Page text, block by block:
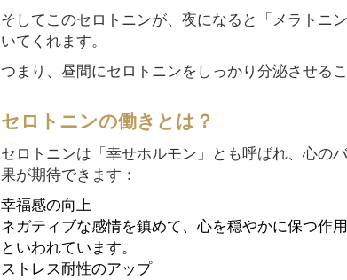
そしてこのセロトニンが、夜になると「メラトニ
いてくれます。
つまり、昼間にセロトニンをしっかり分泌させる
セロトニンの働きとは？
セロトニンは「幸せホルモン」とも呼ばれ、心の
果が期待できます：
幸福感の向上
ネガティブな感情を鎮めて、心を穏やかに保つ作
といわれています。
ストレス耐性のアップ